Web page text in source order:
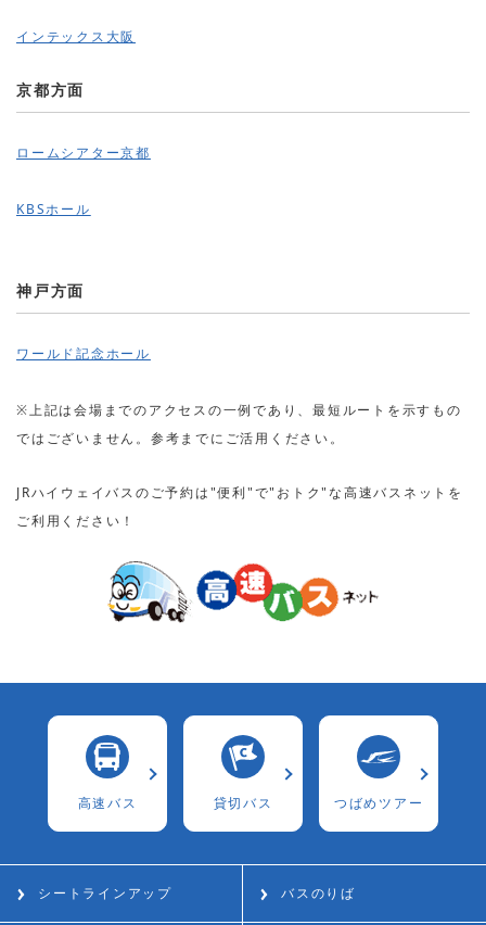
インテックス大阪
京都方面
ロームシアター京都
KBSホール
神戸方面
ワールド記念ホール
※上記は会場までのアクセスの一例であり、最短ルートを示すもの
ではございません。参考までにご活用ください。
JRハイウェイバスのご予約は"便利"で"おトク"な高速バスネットを
ご利用ください！
⾼速バス 貸切バス つばめツアー
シートラインアップ バスのりば